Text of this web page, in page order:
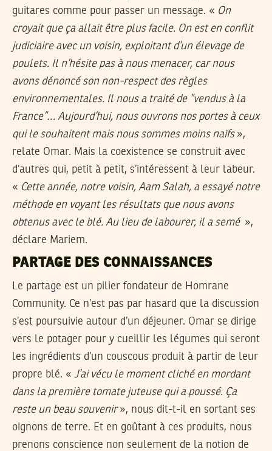
guitares comme pour passer un message. « On
croyait que ça allait être plus facile. On est en conflit
judiciaire avec un voisin, exploitant d’un élevage de
poulets. Il n’hésite pas à nous menacer, car nous
avons dénoncé son non-respect des règles
environnementales. Il nous a traité de ”vendus à la
France”… Aujourd’hui, nous ouvrons nos portes à ceux
qui le souhaitent mais nous sommes moins naïfs »,
relate Omar. Mais la coexistence se construit avec
d’autres qui, petit à petit, s’intéressent à leur labeur.
« Cette année, notre voisin, Aam Salah, a essayé notre
méthode en voyant les résultats que nous avons
obtenus avec le blé. Au lieu de labourer, il a semé »,
déclare Mariem.
PARTAGE DES CONNAISSANCES
Le partage est un pilier fondateur de Homrane
Community. Ce n’est pas par hasard que la discussion
s’est poursuivie autour d’un déjeuner. Omar se dirige
vers le potager pour y cueillir les légumes qui seront
les ingrédients d’un couscous produit à partir de leur
propre blé. « J’ai vécu le moment cliché en mordant
dans la première tomate juteuse qui a poussé. Ça
reste un beau souvenir», nous dit-t-il en sortant ses
oignons de terre. Et en goûtant à ces produits, nous
prenons conscience non seulement de la notion de